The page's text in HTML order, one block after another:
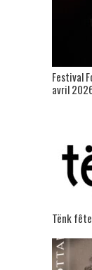
Festival
avril
Tënk